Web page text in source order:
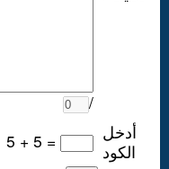
/
5 + 5 =
أدخل
الكود